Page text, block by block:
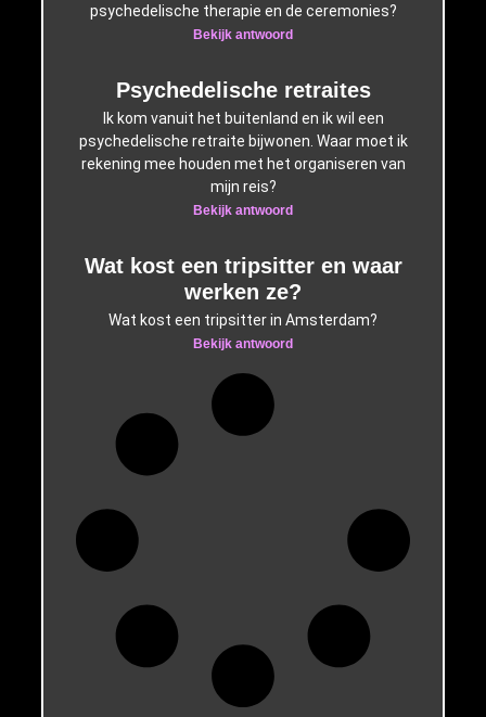
psychedelische therapie en de ceremonies?
Bekijk antwoord
Psychedelische retraites
Ik kom vanuit het buitenland en ik wil een
psychedelische retraite bijwonen. Waar moet ik
rekening mee houden met het organiseren van
mijn reis?
Bekijk antwoord
Wat kost een tripsitter en waar
werken ze?
Wat kost een tripsitter in Amsterdam?
Bekijk antwoord